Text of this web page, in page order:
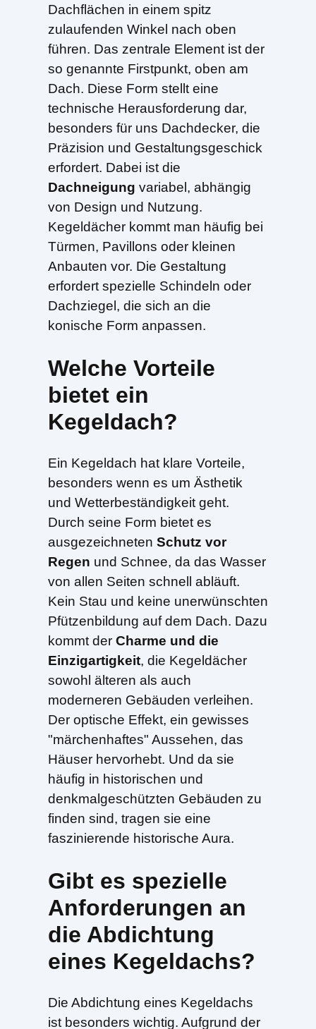
Dachflächen in einem spitz
zulaufenden Winkel nach oben
führen. Das zentrale Element ist der
so genannte Firstpunkt, oben am
Dach. Diese Form stellt eine
technische Herausforderung dar,
besonders für uns Dachdecker, die
Präzision und Gestaltungsgeschick
erfordert. Dabei ist die
Dachneigung variabel, abhängig
von Design und Nutzung.
Kegeldächer kommt man häufig bei
Türmen, Pavillons oder kleinen
Anbauten vor. Die Gestaltung
erfordert spezielle Schindeln oder
Dachziegel, die sich an die
konische Form anpassen.
Welche Vorteile
bietet ein
Kegeldach?
Ein Kegeldach hat klare Vorteile,
besonders wenn es um Ästhetik
und Wetterbeständigkeit geht.
Durch seine Form bietet es
ausgezeichneten Schutz vor
Regen und Schnee, da das Wasser
von allen Seiten schnell abläuft.
Kein Stau und keine unerwünschten
Pfützenbildung auf dem Dach. Dazu
kommt der Charme und die
Einzigartigkeit, die Kegeldächer
sowohl älteren als auch
moderneren Gebäuden verleihen.
Der optische Effekt, ein gewisses
"märchenhaftes" Aussehen, das
Häuser hervorhebt. Und da sie
häufig in historischen und
denkmalgeschützten Gebäuden zu
finden sind, tragen sie eine
faszinierende historische Aura.
Gibt es spezielle
Anforderungen an
die Abdichtung
eines Kegeldachs?
Die Abdichtung eines Kegeldachs
ist besonders wichtig. Aufgrund der